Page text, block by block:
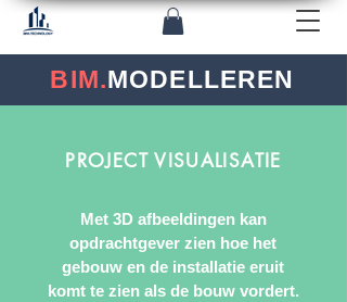
BIM.MODELLEREN
PROJECT VISUALISATIE
Met 3D afbeeldingen kan
opdrachtgever zien hoe het
gebouw en de installatie eruit
komt te zien als de bouw vordert.